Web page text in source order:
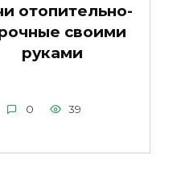
отопительно-
своими
руками
0 39